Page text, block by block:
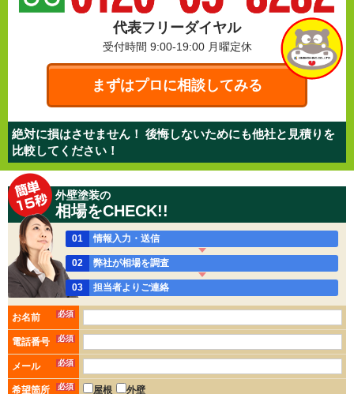
代表フリーダイヤル
受付時間 9:00-19:00 月曜定休
まずはプロに相談してみる
絶対に損はさせません！ 後悔しないためにも他社と見積りを
比較してください！
外壁塗装の
相場をCHECK!!
01 情報入力・送信
02 弊社が相場を調査
03 担当者よりご連絡
お名前 必須
電話番号 必須
メール 必須
希望箇所 必須 屋根 外壁